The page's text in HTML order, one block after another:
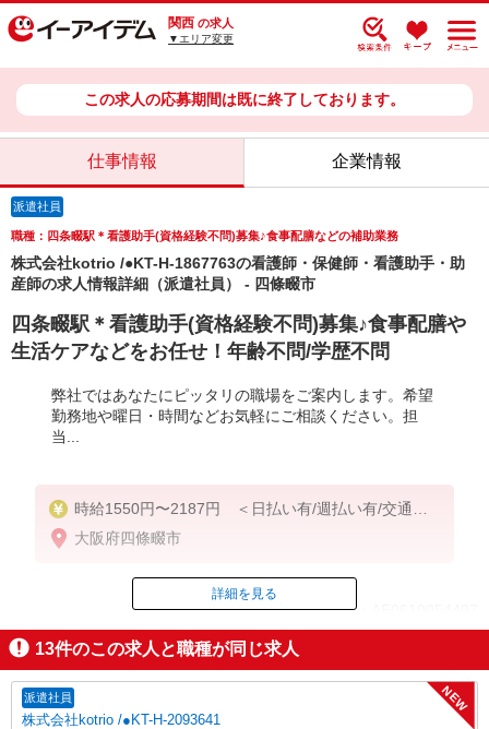
関西 の求人
▼エリア変更
この求人の応募期間は既に終了しております。
仕事情報 企業情報
派遣社員
職種：四条畷駅＊看護助手(資格経験不問)募集♪食事配膳などの補助業務
株式会社kotrio /●KT-H-1867763の看護師・保健師・看護助手・助
産師の求人情報詳細（派遣社員） - 四條畷市
四条畷駅＊看護助手(資格経験不問)募集♪食事配膳や
生活ケアなどをお任せ！年齢不問/学歴不問
弊社ではあなたにピッタリの職場をご案内します。希望
勤務地や曜日・時間などお気軽にご相談ください。担
当...
時給1550円〜2187円 ＜日払い有/週払い有/交通費
全支給(ガソリン代含む)＞
大阪府四條畷市
ID：AE0610054497
掲載期間終了
詳細を見る
13件のこの求人と職種が同じ求人
派遣社員
株式会社kotrio /●KT-H-2093641
NEW